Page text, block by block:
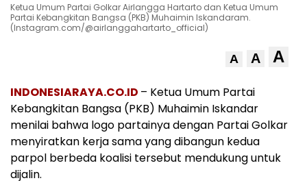
Ketua Umum Partai Golkar Airlangga Hartarto dan Ketua Umum
Partai Kebangkitan Bangsa (PKB) Muhaimin Iskandaram.
(Instagram.com/@airlanggahartarto_official)
A A A
INDONESIARAYA.CO.ID – Ketua Umum Partai
Kebangkitan Bangsa (PKB) Muhaimin Iskandar
menilai bahwa logo partainya dengan Partai Golkar
menyiratkan kerja sama yang dibangun kedua
parpol berbeda koalisi tersebut mendukung untuk
dijalin.